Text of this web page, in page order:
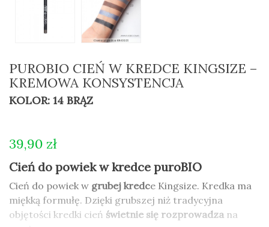
PUROBIO CIEŃ W KREDCE KINGSIZE –
KREMOWA KONSYSTENCJA
KOLOR: 14 BRĄZ
39,90 zł
Cień do powiek w kredce puroBIO
Cień do powiek w grubej kredce Kingsize. Kredka ma
miękką formułę. Dzięki grubszej niż tradycyjna
objętości kredki cień świetnie się rozprowadza na